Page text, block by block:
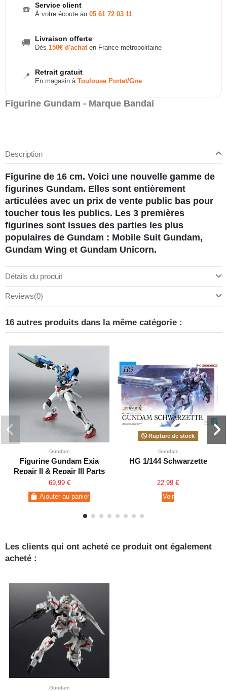
☎️ Service client
À votre écoute au 05 61 72 03 11
🚚 Livraison offerte
Dès 150€ d'achaten France métropolitaine
📍 Retrait gratuit
En magasin à Toulouse Portet/Gne
Figurine Gundam - Marque Bandai
Description
Figurine de 16 cm. Voici une nouvelle gamme de
figurines Gundam. Elles sont entièrement
articulées avec un prix de vente public bas pour
toucher tous les publics. Les 3 premières
figurines sont issues des parties les plus
populaires de Gundam : Mobile Suit Gundam,
Gundam Wing et Gundam Unicorn.
Détails du produit
Reviews(0)
16 autres produits dans la même catégorie :
Gundam
Figurine Gundam Exia
Repair II & Repair III Parts
Set
69,99 €
Ajouter au panier
Rupture de stock
Gundam
HG 1/144 Schwarzette
22,99 €
Voir
Les clients qui ont acheté ce produit ont également
acheté :
Gundam